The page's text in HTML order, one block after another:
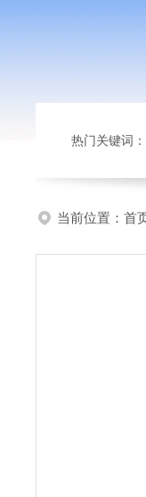
热门关键词：
当前位置： 首